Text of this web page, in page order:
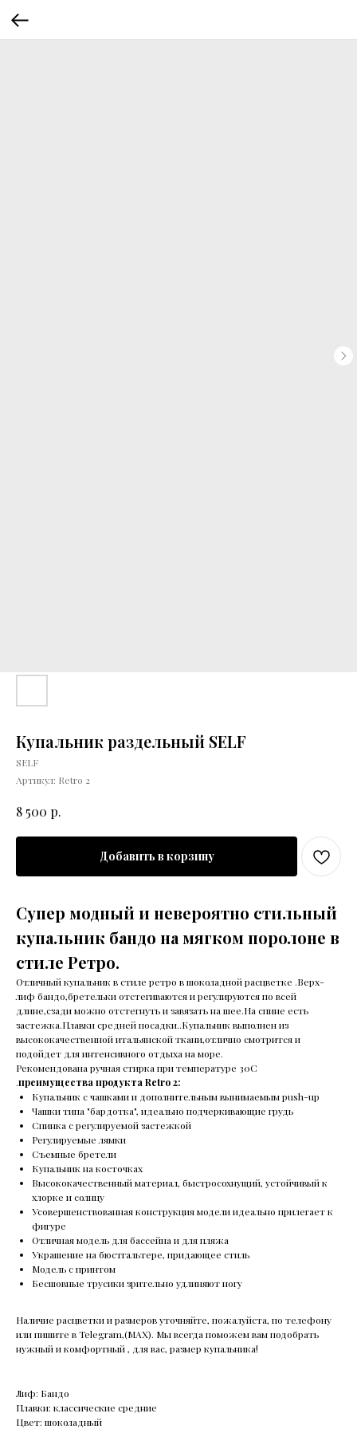
Купальник раздельный SELF
SELF
Артикул: Retro 2
8 500 р.
Добавить в корзину
Супер модный и невероятно стильный
купальник бандо на мягком поролоне в
стиле Ретро.
Отличный купальник в стиле ретро в шоколадной расцветке .Верх-
лиф бандо,бретельки отстегиваются и регулируются по всей
длине,сзади можно отстегнуть и завязать на шее.На спине есть
застежка.Плавки средней посадки..Купальник выполнен из
высококачественной итальянской ткани,отлично смотрится и
подойдет для интенсивного отдыха на море.
Рекомендована ручная стирка при температуре 30С
.преимущества продукта Retro 2:
Купальник с чашками и дополнительным вынимаемым push-up
Чашки типа "бардотка", идеально подчеркивающие грудь
Спинка с регулируемой застежкой
Регулируемые лямки
Съемные бретели
Купальник на косточках
Высококачественный материал, быстросохнущий, устойчивый к
хлорке и солнцу
Усовершенствованная конструкция модели идеально прилегает к
фигуре
Отличная модель для бассейна и для пляжа
Украшение на бюстгальтере, придающее стиль
Модель с принтом
Бесшовные трусики зрительно удлиняют ногу
Наличие расцветки и размеров уточняйте, пожалуйста, по телефону
или пишите в Telegram,(MAX). Мы всегда поможем вам подобрать
нужный и комфортный , для вас, размер купальника!
Лиф: Бандо
Плавки: классические средние
Цвет: шоколадный